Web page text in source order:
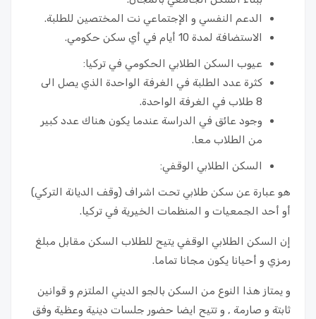
الدعم النفسي و الإجتماعي نت المختصين للطلبة.
الاستضافة لمدة 10 أيام في أي سكن حكومي.
عيوب السكن الطلابي الحكومي في تركيا:
كثرة عدد الطلبة في الغرفة الواحدة الذي يصل الى
8 طلاب في الغرفة الواحدة.
وجود عائق في الدراسة عندما يكون هناك عدد كبير
من الطلاب معا.
السكن الطلابي الوقفي:
هو عبارة عن سكن طلابي تحت اشراف (وقف الديانة التركي)
أو أحد الجمعيات و المنظمات الخيرية في تركيا.
إن السكن الطلابي الوقفي يتيح للطلاب السكن مقابل مبلغ
رمزي و أحيانا يكون مجانا تماما.
و يمتاز هذا النوع من السكن بالجو الديني الملتزم و قوانين
ثابتة و صارمة , و تتيح ايضا حضور جلسات دينية وعظية وفق